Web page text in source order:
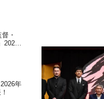
・
2027
年